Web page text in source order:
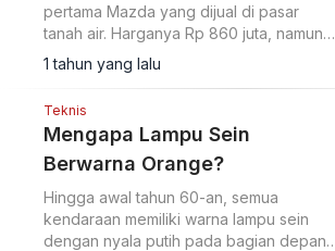
pertama Mazda yang dijual di pasar
tanah air. Harganya Rp 860 juta, namun
untuk beberapa warna premium lebih
1 tahun yang lalu
Teknis
Mengapa Lampu Sein
Berwarna Orange?
Hingga awal tahun 60-an, semua
kendaraan memiliki warna lampu sein
dengan nyala putih pada bagian depan